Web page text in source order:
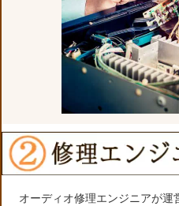
オーディオ修理エンジニアが